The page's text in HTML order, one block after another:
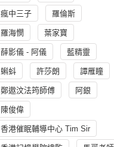
瘋中三子 羅倫斯
羅海憫 葉家寶
薛影儀 - 阿儀 藍精靈
蝌蚪 許莎朗 譚雁瞳
鄭遨汶法筠師傅 阿銀
陳俊偉
香港催眠輔導中心 Tim Sir